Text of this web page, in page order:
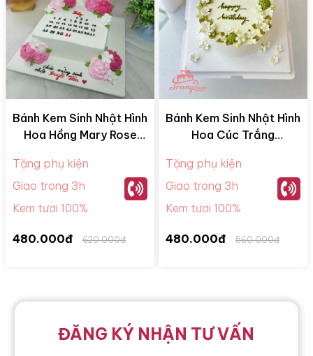
Bánh Kem Sinh Nhật Hình
Hoa Hồng Mary Rose
Tặng phụ kiện
Giao trong 3h
Kem tươi 100%
480.000đ 620.000đ
Bánh Kem Sinh Nhật Hình
Hoa Cúc Trắng
Tặng phụ kiện
Giao trong 3h
Kem tươi 100%
480.000đ 560.000đ
ĐĂNG KÝ NHẬN TƯ VẤN